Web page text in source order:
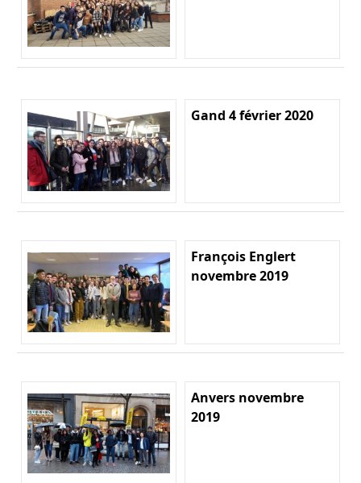
Gand 4 février 2020
François Englert
novembre 2019
Anvers novembre
2019